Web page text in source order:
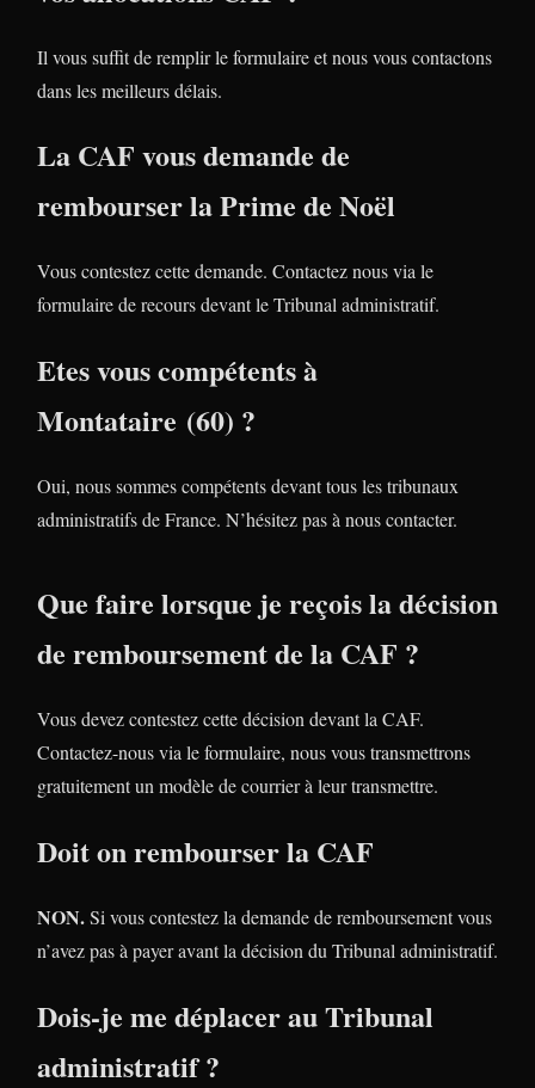
Il vous suffit de remplir le formulaire et nous vous contactons
dans les meilleurs délais.
La CAF vous demande de
rembourser la Prime de Noël
Vous contestez cette demande. Contactez nous via le
formulaire de recours devant le Tribunal administratif.
Etes vous compétents à
Montataire (60) ?
Oui, nous sommes compétents devant tous les tribunaux
administratifs de France. N’hésitez pas à nous contacter.
Que faire lorsque je reçois la décision
de remboursement de la CAF ?
Vous devez contestez cette décision devant la CAF.
Contactez-nous via le formulaire, nous vous transmettrons
gratuitement un modèle de courrier à leur transmettre.
Doit on rembourser la CAF
NON.Si vous contestez la demande de remboursement vous
n’avez pas à payer avant la décision du Tribunal administratif.
Dois-je me déplacer au Tribunal
administratif ?